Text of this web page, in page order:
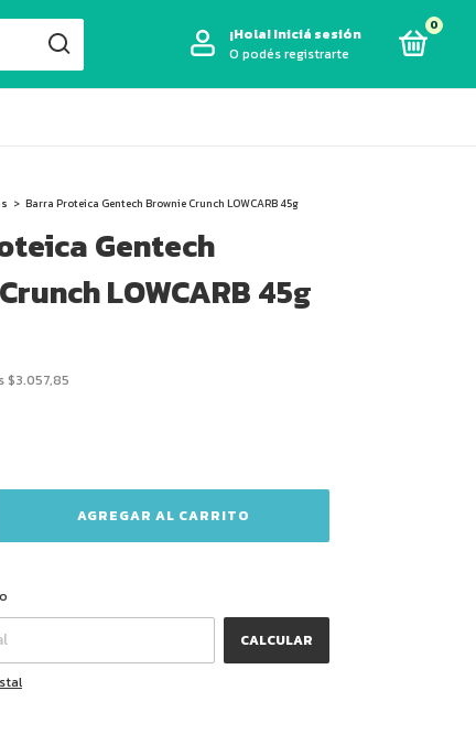
¡Hola!Iniciá sesión
O podés registrarte
0
> Barra Proteica Gentech Brownie Crunch LOWCARB 45g
Gentech
LOWCARB 45g
$3.057,85
CALCULAR